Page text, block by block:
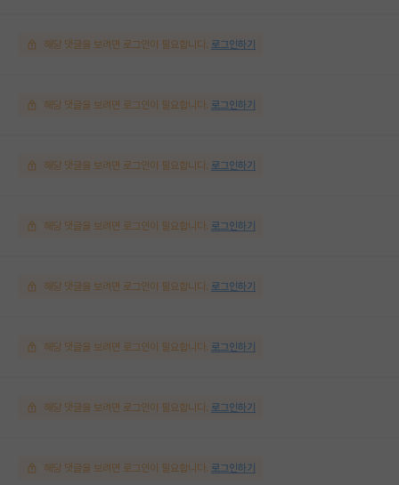
해당 댓글을 보려면 로그인이 필요합니다. 로그인하기
해당 댓글을 보려면 로그인이 필요합니다. 로그인하기
해당 댓글을 보려면 로그인이 필요합니다. 로그인하기
해당 댓글을 보려면 로그인이 필요합니다. 로그인하기
해당 댓글을 보려면 로그인이 필요합니다. 로그인하기
해당 댓글을 보려면 로그인이 필요합니다. 로그인하기
해당 댓글을 보려면 로그인이 필요합니다. 로그인하기
해당 댓글을 보려면 로그인이 필요합니다. 로그인하기